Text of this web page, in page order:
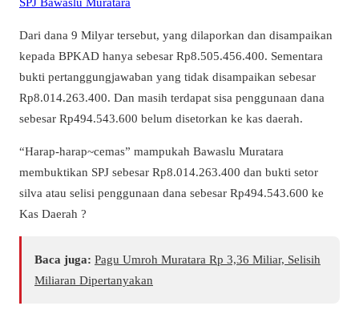
Dari dana 9 Milyar tersebut, yang dilaporkan dan disampaikan
kepada BPKAD hanya sebesar Rp8.505.456.400. Sementara
bukti pertanggungjawaban yang tidak disampaikan sebesar
Rp8.014.263.400. Dan masih terdapat sisa penggunaan dana
sebesar Rp494.543.600 belum disetorkan ke kas daerah.
“Harap-harap~cemas” mampukah Bawaslu Muratara
membuktikan SPJ sebesar Rp8.014.263.400 dan bukti setor
silva atau selisi penggunaan dana sebesar Rp494.543.600 ke
Kas Daerah ?
Baca juga: Pagu Umroh Muratara Rp 3,36 Miliar, Selisih
Miliaran Dipertanyakan